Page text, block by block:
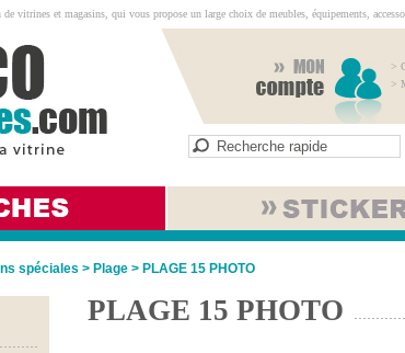
vitrines et magasins, qui vous propose un large choix de meubles, équipements,
>
>
spéciales > Plage > PLAGE 15 PHOTO
PLAGE 15 PHOTO